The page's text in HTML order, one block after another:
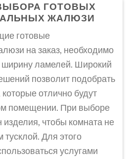
ГОТОВЫХ
ЖАЛЮЗИ
готовые
на заказ, необходимо
ширину ламелей. Широкий
позволит подобрать
отлично будут
помещении. При выборе
изделия, чтобы комната не
Для этого
услугами